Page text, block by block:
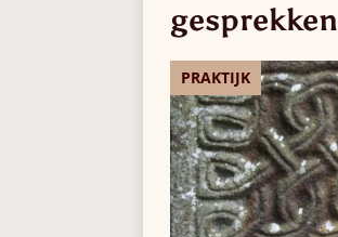
gesprekken
PRAKTIJK